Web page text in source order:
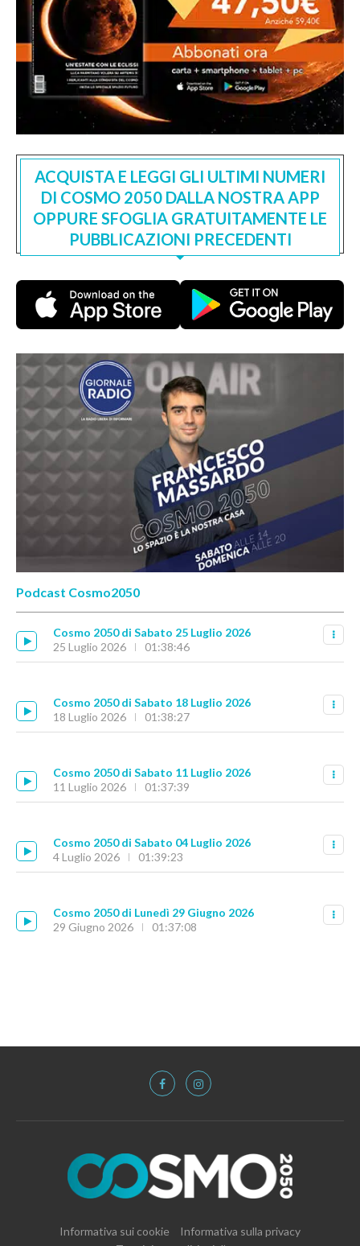
ACQUISTA E LEGGI GLI ULTIMI NUMERI
DI COSMO 2050 DALLA NOSTRA APP
OPPURE SFOGLIA GRATUITAMENTE LE
PUBBLICAZIONI PRECEDENTI
Podcast Cosmo2050
Cosmo 2050 di Sabato 25 Luglio 2026
25 Luglio 2026
01:38:46
Cosmo 2050 di Sabato 18 Luglio 2026
18 Luglio 2026
01:38:27
Cosmo 2050 di Sabato 11 Luglio 2026
11 Luglio 2026
01:37:39
Cosmo 2050 di Sabato 04 Luglio 2026
4 Luglio 2026
01:39:23
Cosmo 2050 di Lunedì 29 Giugno 2026
29 Giugno 2026
01:37:08
Informativa sui cookie
Informativa sulla privacy